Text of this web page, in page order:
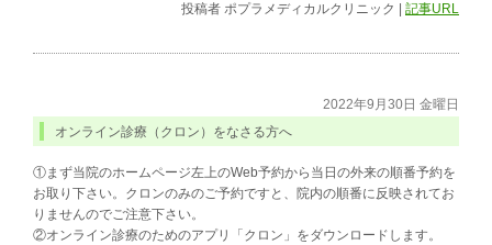
投稿者 ポプラメディカルクリニック 記事URL
2022年9月30日 金曜日
オンライン診療（クロン）をなさる方へ
①まず当院のホームページ左上のWeb予約から当日の外来の順番予約を
お取り下さい。クロンのみのご予約ですと、院内の順番に反映されてお
りませんのでご注意下さい。
②オンライン診療のためのアプリ「クロン」をダウンロードします。